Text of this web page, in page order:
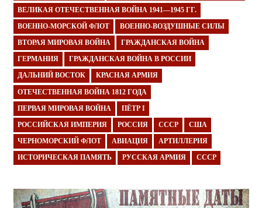
ВЕЛИКАЯ ОТЕЧЕСТВЕННАЯ ВОЙНА 1941—1945 ГГ.
ВОЕННО-МОРСКОЙ ФЛОТ ВОЕННО-ВОЗДУШНЫЕ СИЛЫ
ВТОРАЯ МИРОВАЯ ВОЙНА ГРАЖДАНСКАЯ ВОЙНА
ГЕРМАНИЯ ГРАЖДАНСКАЯ ВОЙНА В РОССИИ
ДАЛЬНИЙ ВОСТОК КРАСНАЯ АРМИЯ
ОТЕЧЕСТВЕННАЯ ВОЙНА 1812 ГОДА
ПЕРВАЯ МИРОВАЯ ВОЙНА ПЁТР I
РОССИЙСКАЯ ИМПЕРИЯ РОССИЯ СССР США
ЧЕРНОМОРСКИЙ ФЛОТ АВИАЦИЯ АРТИЛЛЕРИЯ
ИСТОРИЧЕСКАЯ ПАМЯТЬ РУССКАЯ АРМИЯ СССР